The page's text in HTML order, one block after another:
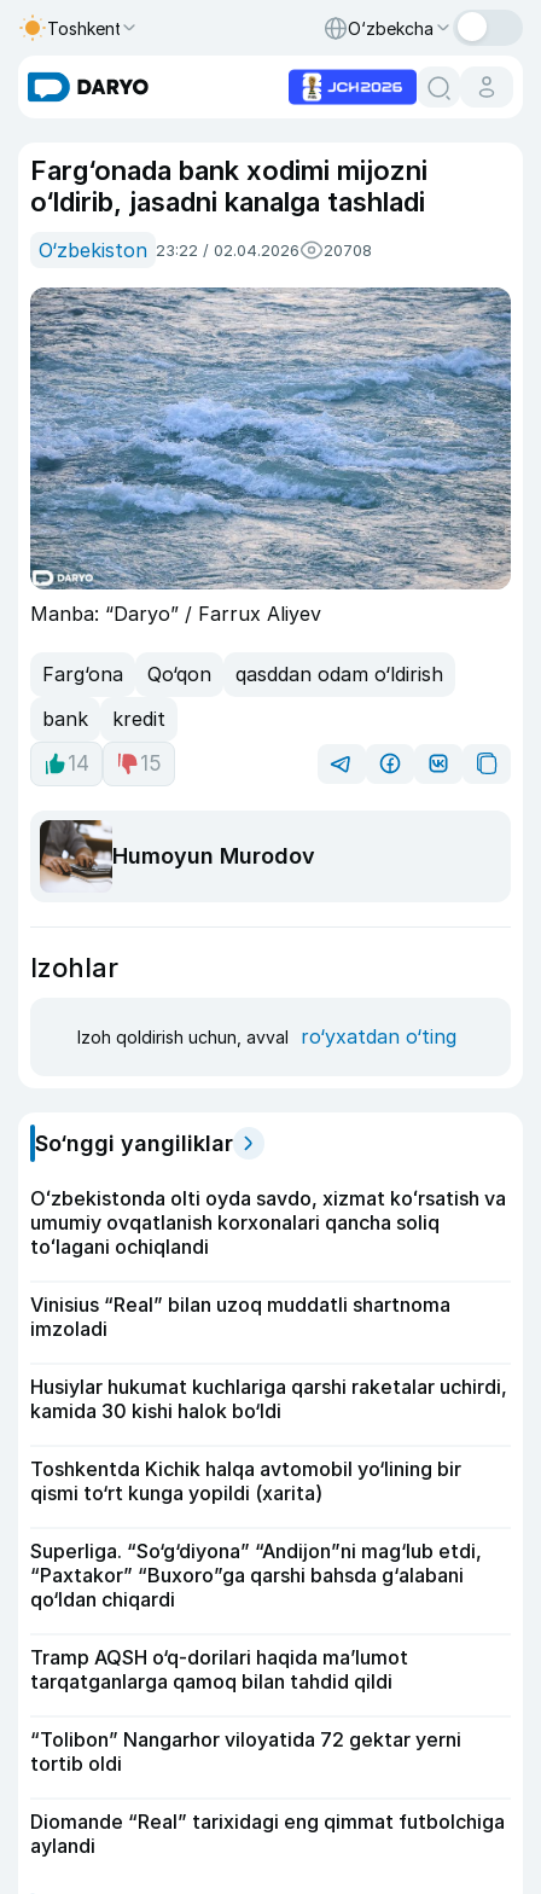
Toshkent O‘zbekcha
Farg‘onada bank xodimi mijozni
o‘ldirib, jasadni kanalga tashladi
O‘zbekiston 23:22 / 02.04.2026 20708
Manba: “Daryo” / Farrux Aliyev
Farg‘ona Qo‘qon
qasddan odam o‘ldirish
bank
kredit
14
15
Humoyun Murodov
Izohlar
Izoh qoldirish uchun, avval ro‘yxatdan o‘ting
So‘nggi yangiliklar
Oʻzbekistonda olti oyda savdo, xizmat koʻrsatish va
umumiy ovqatlanish korxonalari qancha soliq
toʻlagani ochiqlandi
Vinisius “Real” bilan uzoq muddatli shartnoma
imzoladi
Husiylar hukumat kuchlariga qarshi raketalar uchirdi,
kamida 30 kishi halok bo‘ldi
Toshkentda Kichik halqa avtomobil yo‘lining bir
qismi to‘rt kunga yopildi (xarita)
Superliga. “So‘g‘diyona” “Andijon”ni mag‘lub etdi,
“Paxtakor” “Buxoro”ga qarshi bahsda g‘alabani
qo‘ldan chiqardi
Tramp AQSH o‘q-dorilari haqida ma’lumot
tarqatganlarga qamoq bilan tahdid qildi
“Tolibon” Nangarhor viloyatida 72 gektar yerni
tortib oldi
Diomande “Real” tarixidagi eng qimmat futbolchiga
aylandi